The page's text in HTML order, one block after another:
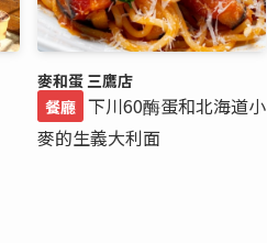
麥和蛋 三鷹店
餐廳 下川60酶蛋和北海道小
麥的生義大利面